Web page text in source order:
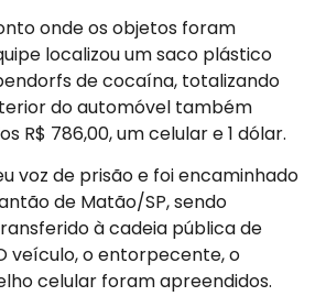
onde os objetos foram
localizou um saco plástico
de cocaína, totalizando
do automóvel também
R$ 786,00, um celular e 1 dólar.
voz de prisão e foi encaminhado
de Matão/SP, sendo
à cadeia pública de
veículo, o entorpecente, o
celular foram apreendidos.